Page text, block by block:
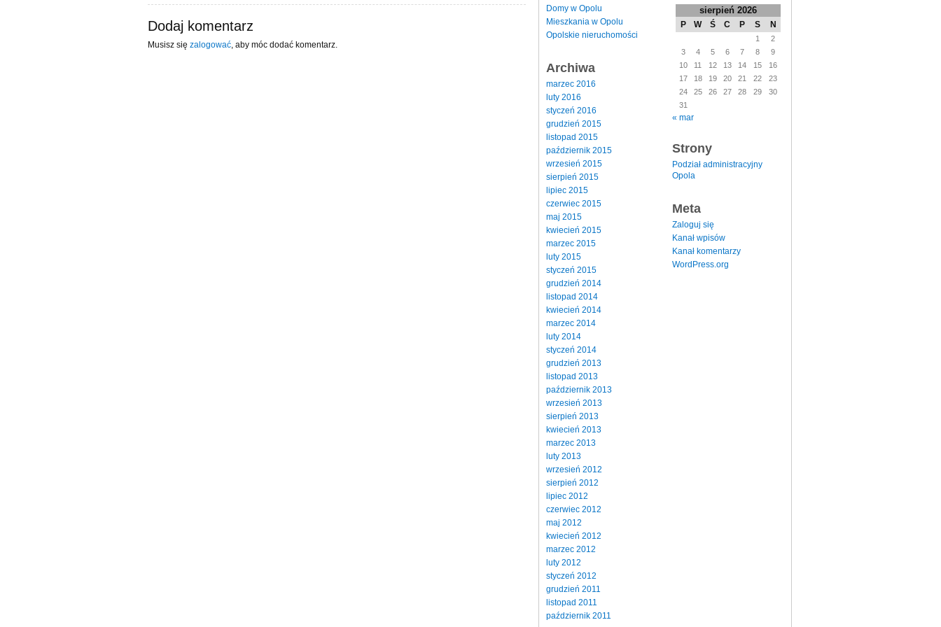
Dodaj komentarz
Musisz się zalogować , aby móc dodać komentarz.
Domy w Opolu
Mieszkania w Opolu
Opolskie nieruchomości
Archiwa
marzec 2016
luty 2016
styczeń 2016
grudzień 2015
listopad 2015
październik 2015
wrzesień 2015
sierpień 2015
lipiec 2015
czerwiec 2015
maj 2015
kwiecień 2015
marzec 2015
luty 2015
styczeń 2015
grudzień 2014
listopad 2014
kwiecień 2014
marzec 2014
luty 2014
styczeń 2014
grudzień 2013
listopad 2013
październik 2013
wrzesień 2013
sierpień 2013
kwiecień 2013
marzec 2013
luty 2013
wrzesień 2012
sierpień 2012
lipiec 2012
czerwiec 2012
maj 2012
kwiecień 2012
marzec 2012
luty 2012
styczeń 2012
grudzień 2011
listopad 2011
październik 2011
sierpień 2026
P W Ś C P S N
1
2
3
4 5 6 7 8
9
10
11 12 13 14 15
16
17
18 19 20 21 22
23
24
25 26 27 28 29
30
31
« mar
Strony
Podział administracyjny
Opola
Meta
Zaloguj się
Kanał wpisów
Kanał komentarzy
WordPress.org